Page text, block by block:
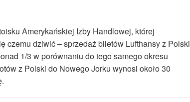
Amerykańskiej Izby Handlowej, której
czemu dziwić – sprzedaż biletów Lufthansy z Polski
1/3 w porównaniu do tego samego okresu
z Polski do Nowego Jorku wynosi około 30